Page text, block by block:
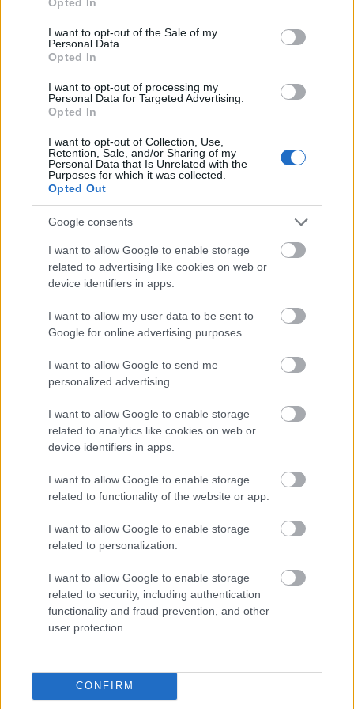
use your data for below specified purposes in below Google
consent section.
I want to opt-out of the Sale of my
Personal Data.
Opted In
I want to opt-out of processing my
Personal Data for Targeted Advertising.
Opted In
I want to opt-out of Collection, Use,
Retention, Sale, and/or Sharing of my
Personal Data that Is Unrelated with the
Purposes for which it was collected.
Opted Out
Google consents
I want to allow Google to enable storage
related to advertising like cookies on web or
device identifiers in apps.
I want to allow my user data to be sent to
Google for online advertising purposes.
I want to allow Google to send me
personalized advertising.
I want to allow Google to enable storage
related to analytics like cookies on web or
device identifiers in apps.
I want to allow Google to enable storage
related to functionality of the website or app.
I want to allow Google to enable storage
related to personalization.
I want to allow Google to enable storage
related to security, including authentication
functionality and fraud prevention, and other
user protection.
CONFIRM
épülnek Zuglóban – helyben tartják a
csapadékvizet
Nem az üres, hanem az okosan működő
parkját
Történelmi táj, amelynek minden köve
mesél – megújul a tatai Angolkert
E-mail cím
Feliratkozom a hírlevélre és elfogadom az
szabályzatot!
FELIRATKOZÁS
LEGFRISSEBB